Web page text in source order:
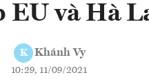
EU và Hà
K Khánh Vy
10:29, 11/09/2021